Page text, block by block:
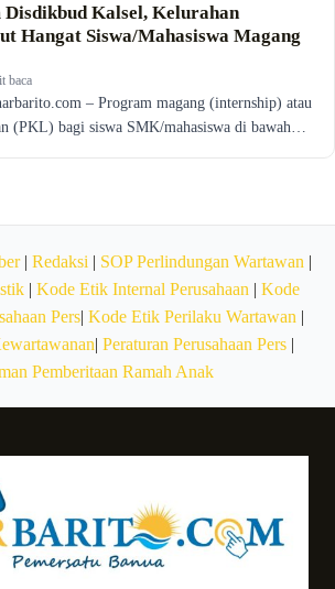
Kalsel, Kelurahan
Hangat Siswa/Mahasiswa Magang
baca
– Program magang (internship) atau
(PKL) bagi siswa SMK/mahasiswa di bawah…
| Redaksi | SOP Perlindungan Wartawan |
| Kode Etik Internal Perusahaan | Kode
Pers| Kode Etik Perilaku Wartawan |
| Peraturan Perusahaan Pers|
Pemberitaan Ramah Anak